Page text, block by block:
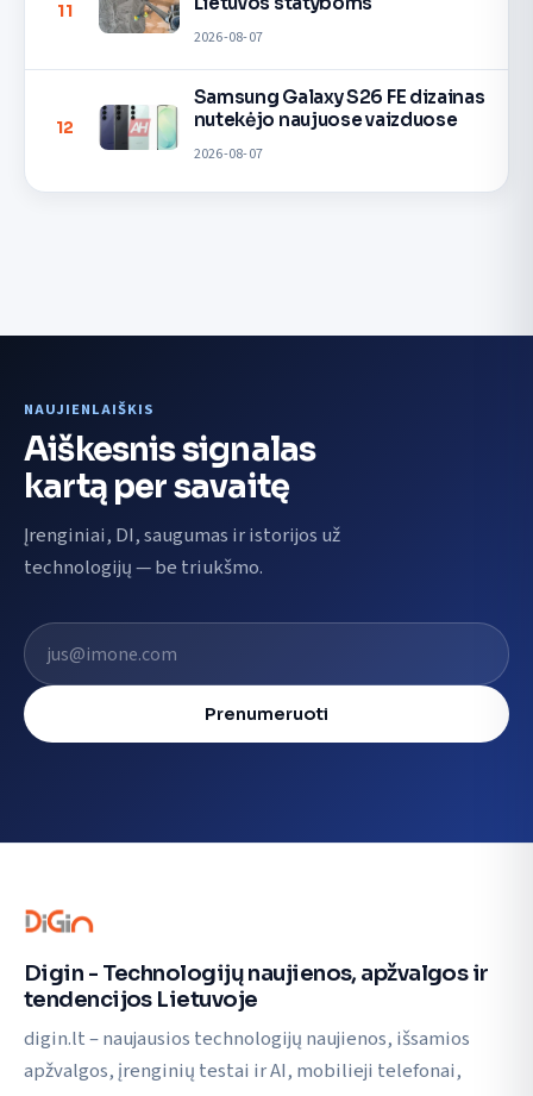
11
2026-08-07
12
Samsung Galaxy S26 FE dizainas
nutekėjo naujuose vaizduose
2026-08-07
NAUJIENLAIŠKIS
Aiškesnis signalas
kartą per savaitę
Įrenginiai, DI, saugumas ir istorijos už
technologijų — be triukšmo.
El. pašto adresas
Prenumeruoti
Digin - Technologijų naujienos, apžvalgos ir
tendencijos Lietuvoje
digin.lt – naujausios technologijų naujienos, išsamios
apžvalgos, įrenginių testai ir AI, mobilieji telefonai,